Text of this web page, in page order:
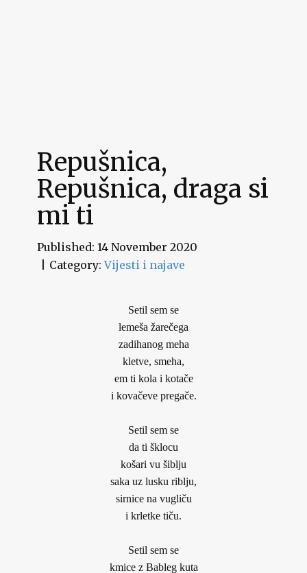
Repušnica,
Repušnica, draga si
mi ti
Published: 14 November 2020
Category:Vijesti i najave
Setil sem se
lemeša žarečega
zadihanog meha
kletve, smeha,
em ti kola i kotače
i kovačeve pregače.
Setil sem se
da ti šklocu
košari vu šiblju
saka uz lusku riblju,
sirnice na vugliču
i krletke tiču.
Setil sem se
kmice z Bableg kuta